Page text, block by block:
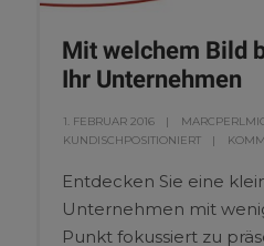
Mit welchem Bild
Ihr Unternehmen
1. FEBRUAR 2016
KUNDISCHPOSITIONIERT
Entdecken Sie eine
Unternehmen mit
Punkt fokussiert zu